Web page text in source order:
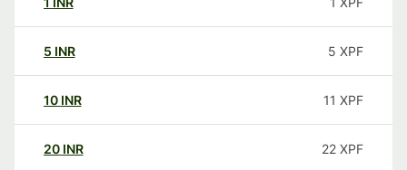
5 INR 5 XPF
10 INR 11 XPF
20 INR 22 XPF